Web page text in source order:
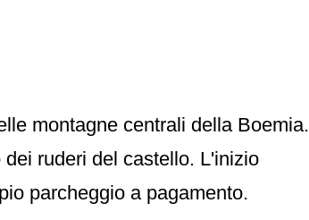
montagne centrali della Boemia.
ruderi del castello. L'inizio
parcheggio a pagamento.